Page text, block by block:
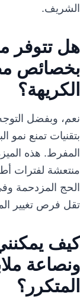
الشريف.
هل تتوفر
بخصائص
الكريهة؟
نعم، وبفضل
بتقنيات تمنع نمو
المفرط. هذه
منتعشة لفترات
الحج المزدحمة
تقل فرص تغيير
كيف
ونصاعة
المتكرر؟